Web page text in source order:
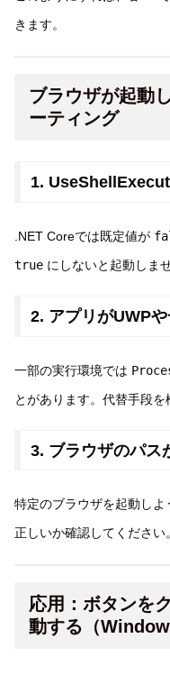
きます。
ブラウザが起動
ーティング
1.
.NET Coreでは既定値が
true にしないと起動しませ
2. アプリがUWP
一部の実行環境では
とがあります。代替手段を
3. ブラウザのパス
特定のブラウザを起動し
正しいか確認してください。
応用：ボタンを
動する（